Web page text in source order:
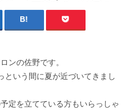
ンの佐野です。
という間に夏が近づいてきまし
定を立てている方もいらっしゃ